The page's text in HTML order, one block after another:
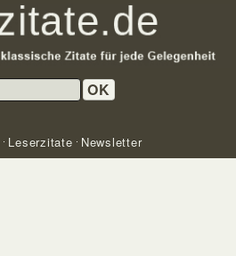
OK
Leserzitate Newsletter